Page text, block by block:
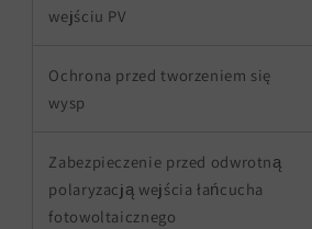
wejściu PV
Ochrona przed tworzeniem się
wysp
Zabezpieczenie przed odwrotną
polaryzacją wejścia łańcucha
fotowoltaicznego